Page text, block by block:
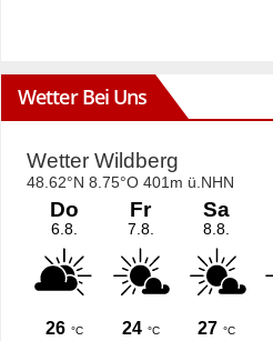
Wetter Bei Uns